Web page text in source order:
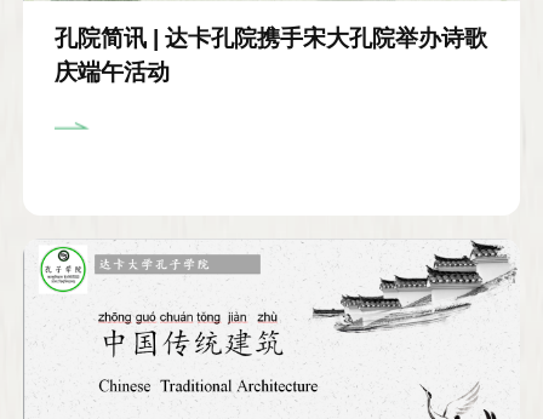
孔院简讯 | 达卡孔院携手宋大孔院举办诗歌
庆端午活动